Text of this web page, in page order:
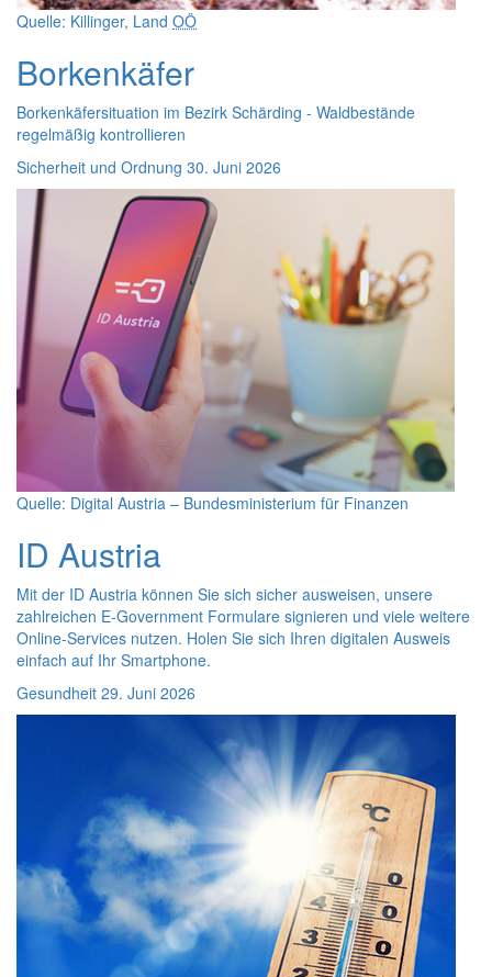
Quelle: Killinger, Land OÖ
Borkenkäfer
Borkenkäfersituation im Bezirk Schärding - Waldbestände
regelmäßig kontrollieren
Sicherheit und Ordnung 30. Juni 2026
Quelle: Digital Austria – Bundesministerium für Finanzen
ID Austria
Mit der ID Austria können Sie sich sicher ausweisen, unsere
zahlreichen E-Government Formulare signieren und viele weitere
Online-Services nutzen. Holen Sie sich Ihren digitalen Ausweis
einfach auf Ihr Smartphone.
Gesundheit 29. Juni 2026